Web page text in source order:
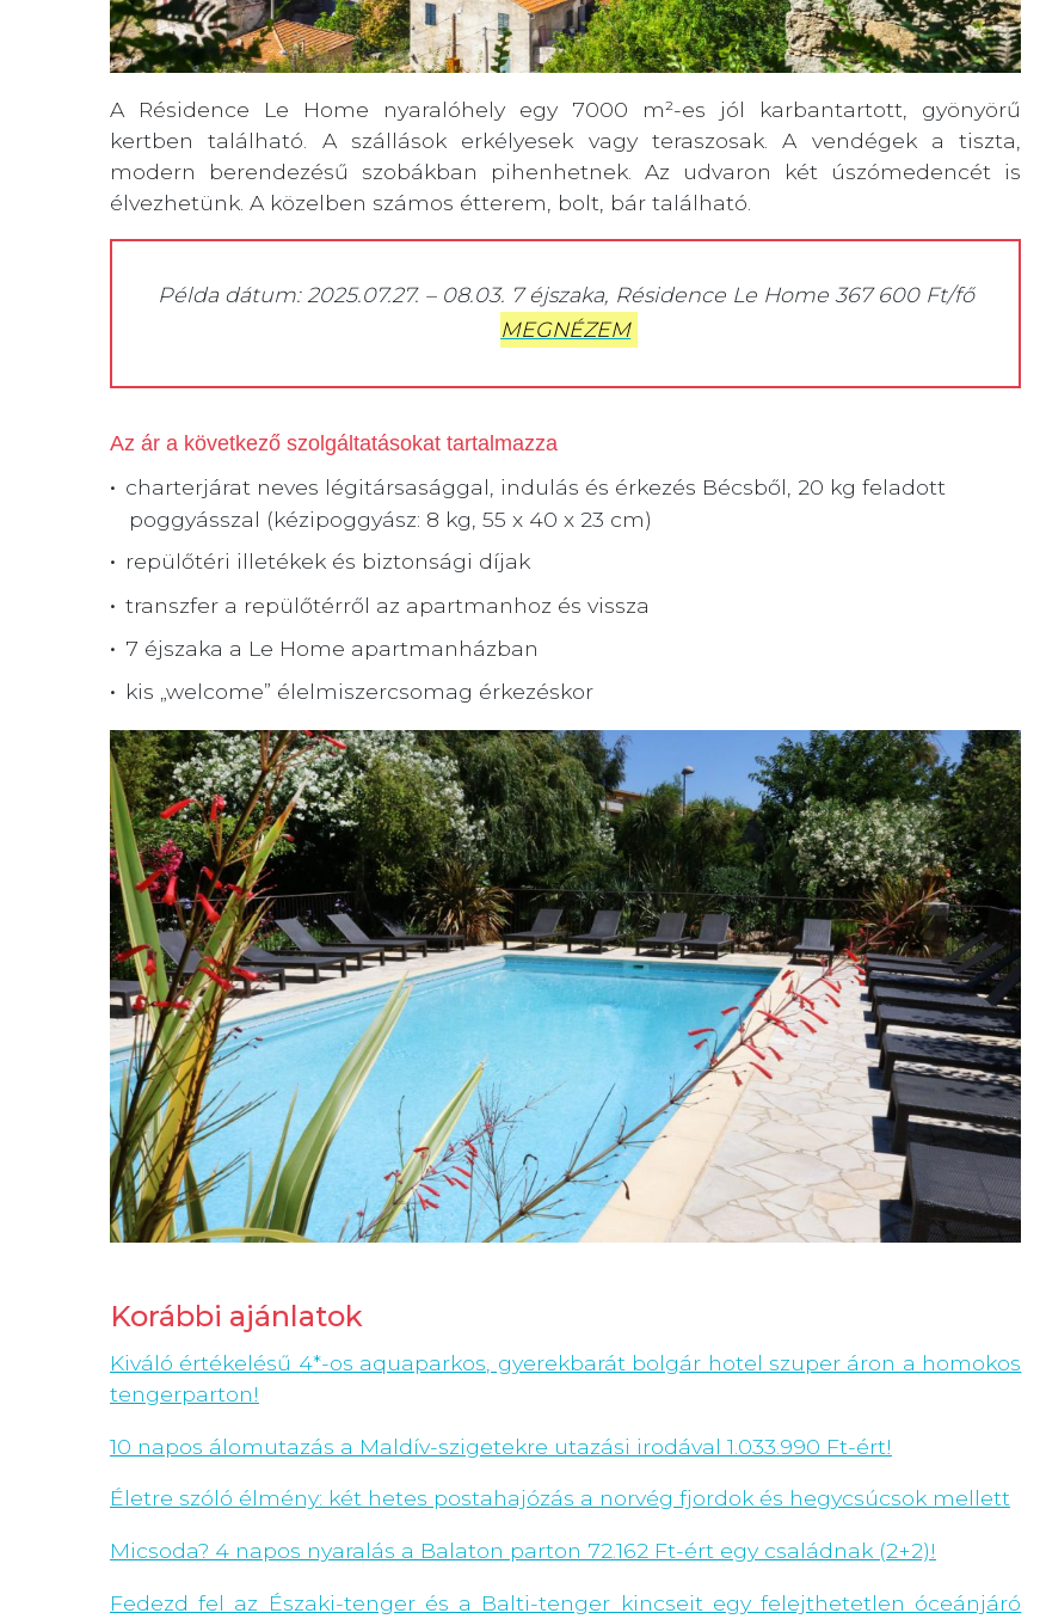
A Résidence Le Home nyaralóhely egy 7000 m²-es jól karbantartott, gyönyörű
kertben található. A szállások erkélyesek vagy teraszosak. A vendégek a tiszta,
modern berendezésű szobákban pihenhetnek. Az udvaron két úszómedencét is
élvezhetünk. A közelben számos étterem, bolt, bár található.
Példa dátum: 2025.07.27. – 08.03. 7 éjszaka, Résidence Le Home 367 600 Ft/fő
MEGNÉZEM
Az ár a következő szolgáltatásokat tartalmazza
charterjárat neves légitársasággal, indulás és érkezés Bécsből, 20 kg feladott
poggyásszal (kézipoggyász: 8 kg, 55 x 40 x 23 cm)
repülőtéri illetékek és biztonsági díjak
transzfer a repülőtérről az apartmanhoz és vissza
7 éjszaka a Le Home apartmanházban
kis „welcome” élelmiszercsomag érkezéskor
Korábbi ajánlatok
Kiváló értékelésű 4*-os aquaparkos, gyerekbarát bolgár hotel szuper áron a homokos
tengerparton!
10 napos álomutazás a Maldív-szigetekre utazási irodával 1.033.990 Ft-ért!
Életre szóló élmény: két hetes postahajózás a norvég fjordok és hegycsúcsok mellett
Micsoda? 4 napos nyaralás a Balaton parton 72.162 Ft-ért egy családnak (2+2)!
Fedezd fel az Északi-tenger és a Balti-tenger kincseit egy felejthetetlen óceánjáró